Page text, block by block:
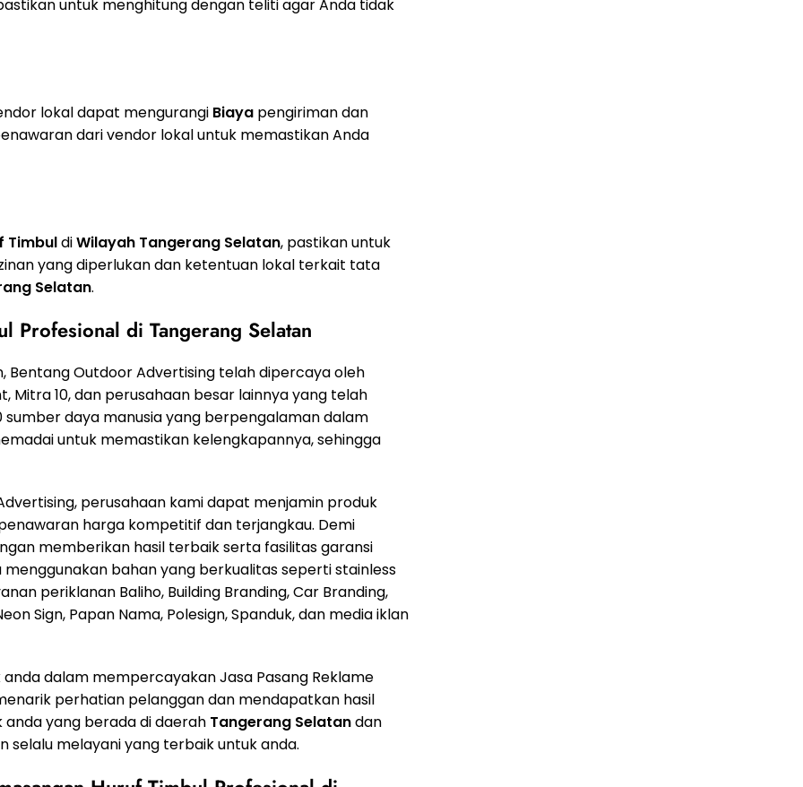
untuk menghitung dengan teliti agar Anda tidak
lokal dapat mengurangi Biaya pengiriman dan
dari vendor lokal untuk memastikan Anda
TimbuldiWilayah Tangerang Selatan, pastikan untuk
yang diperlukan dan ketentuan lokal terkait tata
Selatan.
Profesional di Tangerang Selatan
Bentang Outdoor Advertising telah dipercaya oleh
Mitra 10, dan perusahaan besar lainnya yang telah
sumber daya manusia yang berpengalaman dalam
untuk memastikan kelengkapannya, sehingga
perusahaan kami dapat menjamin produk
harga kompetitif dan terjangkau. Demi
memberikan hasil terbaik serta fasilitas garansi
bahan yang berkualitas seperti stainless
periklanan Baliho, Building Branding, Car Branding,
Sign, Papan Nama, Polesign, Spanduk, dan media iklan
dalam mempercayakan Jasa Pasang Reklame
perhatian pelanggan dan mendapatkan hasil
yang berada di daerah Tangerang Selatandan
selalu melayani yang terbaik untuk anda.